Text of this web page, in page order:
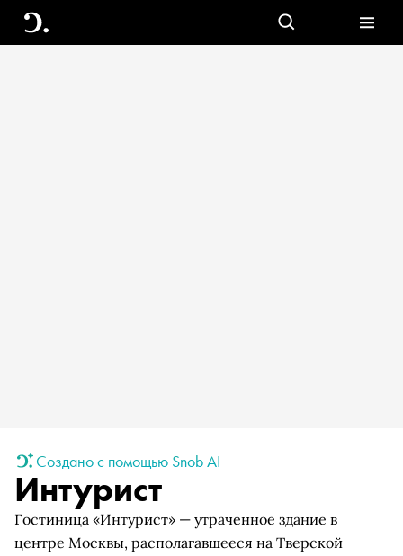
Создано с помощью Snob AI
Интурист
Гостиница «Интурист» — утраченное здание в
центре Москвы, располагавшееся на Тверской